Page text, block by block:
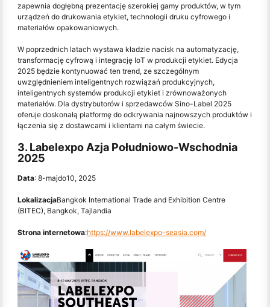
zapewnia dogłębną prezentację szerokiej gamy produktów, w tym
urządzeń do drukowania etykiet, technologii druku cyfrowego i
materiałów opakowaniowych.
W poprzednich latach wystawa kładzie nacisk na automatyzację,
transformację cyfrową i integrację IoT w produkcji etykiet. Edycja
2025 będzie kontynuować ten trend, ze szczególnym
uwzględnieniem inteligentnych rozwiązań produkcyjnych,
inteligentnych systemów produkcji etykiet i zrównoważonych
materiałów. Dla dystrybutorów i sprzedawców Sino-Label 2025
oferuje doskonałą platformę do odkrywania najnowszych produktów i
łączenia się z dostawcami i klientami na całym świecie.
3. Labelexpo Azja Południowo-Wschodnia
2025
Data: 8-majdo10, 2025
LokalizacjaBangkok International Trade and Exhibition Centre
(BITEC), Bangkok, Tajlandia
Strona internetowa:https://www.labelexpo-seasia.com/